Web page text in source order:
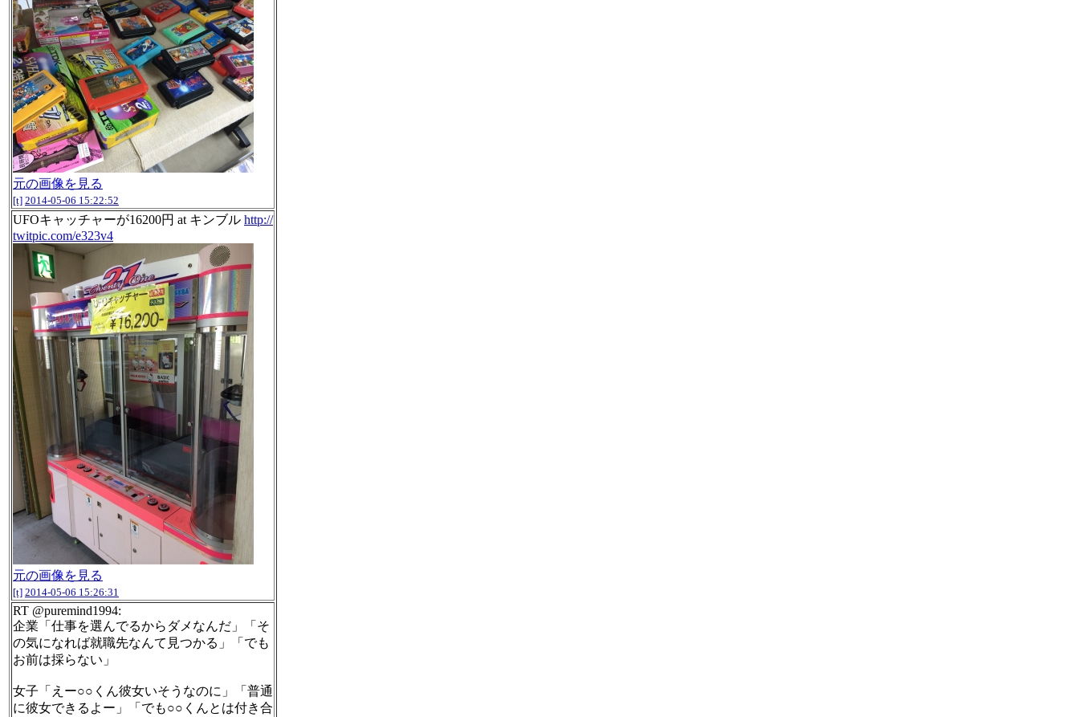
元の画像を見る
[t] 2014-05-06 15:22:52
UFOキャッチャーが16200円 at キンブル http://
twitpic.com/e323v4
元の画像を見る
[t] 2014-05-06 15:26:31
RT @puremind1994:
企業「仕事を選んでるからダメなんだ」「そ
の気になれば就職先なんて見つかる」「でも
お前は採らない」
女子「えー○○くん彼女いそうなのに」「普通
に彼女できるよー」「でも○○くんとは付き合